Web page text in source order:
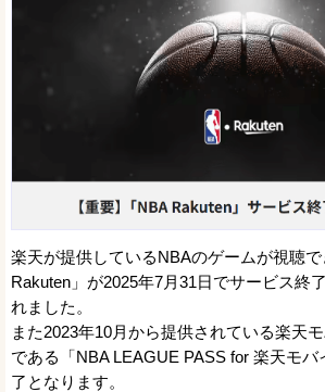
楽天が提供しているNBAのゲームが視聴
Rakuten」が2025年7月31日でサービス終
れました。
また2023年10月から提供されている楽天
である「NBA LEAGUE PASS for 楽天モ
了となります。